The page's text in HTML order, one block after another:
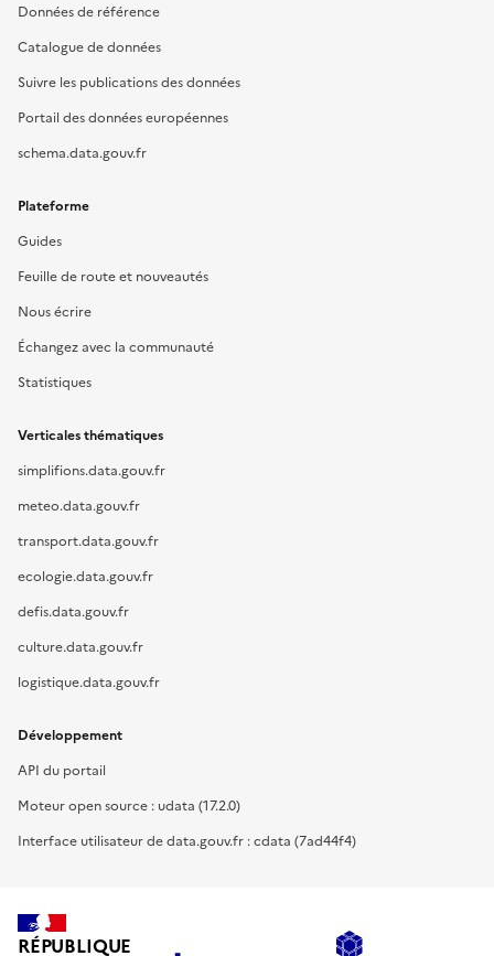
Données de référence
Catalogue de données
Suivre les publications des données
Portail des données européennes
schema.data.gouv.fr
Plateforme
Guides
Feuille de route et nouveautés
Nous écrire
Échangez avec la communauté
Statistiques
Verticales thématiques
simplifions.data.gouv.fr
meteo.data.gouv.fr
transport.data.gouv.fr
ecologie.data.gouv.fr
defis.data.gouv.fr
culture.data.gouv.fr
logistique.data.gouv.fr
Développement
API du portail
Moteur open source : udata (17.2.0)
Interface utilisateur de data.gouv.fr : cdata (7ad44f4)
RÉPUBLIQUE